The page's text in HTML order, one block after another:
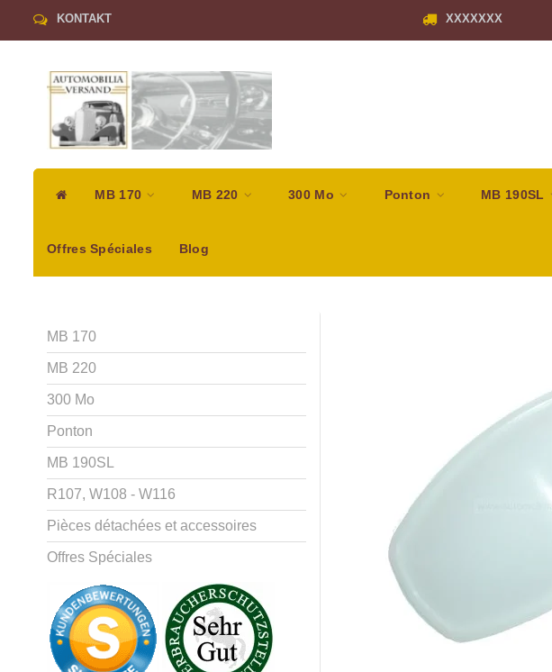
KONTAKT XXXXXXX
MB 170 MB 220 300 Mo Ponton MB 190SL
Offres Spéciales Blog
MB 170
MB 220
300 Mo
Ponton
MB 190SL
R107, W108 - W116
Pièces détachées et accessoires
Offres Spéciales